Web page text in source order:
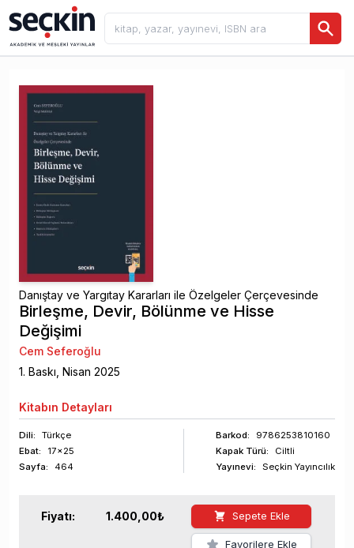
Danıştay ve Yargıtay Kararları ile Özelgeler Çerçevesinde
Birleşme, Devir, Bölünme ve Hisse
Değişimi
Cem Seferoğlu
1. Baskı, Nisan 2025
Kitabın Detayları
Dili:
Türkçe
Ebat:
17x25
Sayfa: 464
Barkod:
9786253810160
Kapak Türü:
Ciltli
Yayınevi:
Seçkin Yayıncılık
Fiyatı: 1.400,00₺ Sepete Ekle
Favorilere Ekle